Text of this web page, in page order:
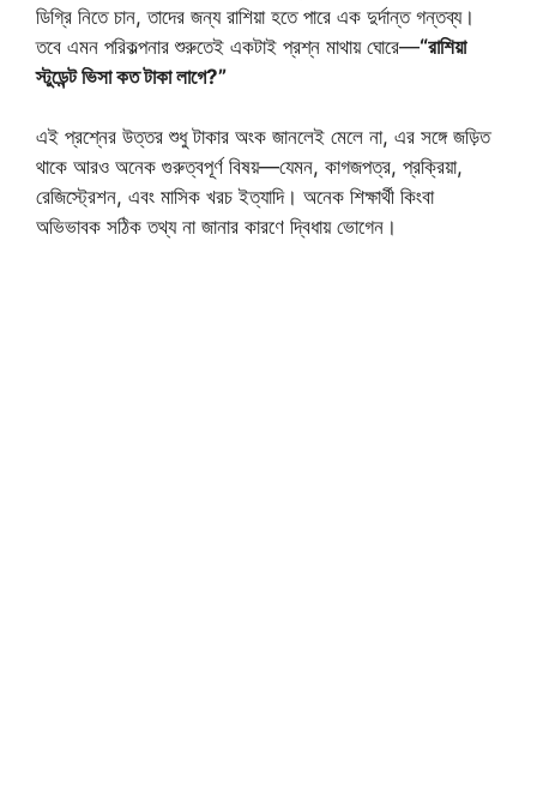
ডিগ্রি নিতে চান, তাদের জন্য রাশিয়া হতে পারে এক দুর্দান্ত গন্তব্য।
তবে এমন পরিকল্পনার শুরুতেই একটাই প্রশ্ন মাথায় ঘোরে—“রাশিয়া
স্টুডেন্ট ভিসা কত টাকা লাগে?”
এই প্রশ্নের উত্তর শুধু টাকার অংক জানলেই মেলে না, এর সঙ্গে জড়িত
থাকে আরও অনেক গুরুত্বপূর্ণ বিষয়—যেমন, কাগজপত্র, প্রক্রিয়া,
রেজিস্ট্রেশন, এবং মাসিক খরচ ইত্যাদি। অনেক শিক্ষার্থী কিংবা
অভিভাবক সঠিক তথ্য না জানার কারণে দ্বিধায় ভোগেন।